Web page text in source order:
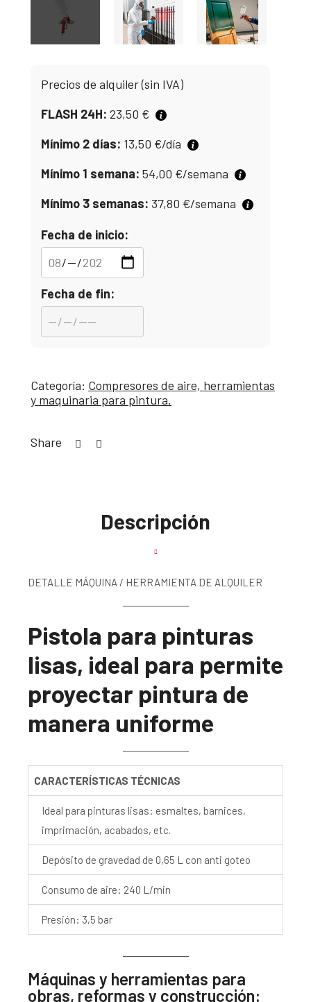
Precios de alquiler (sin IVA)
FLASH 24H: 23,50 €
Mínimo 2 días: 13,50 €/día
Mínimo 1 semana: 54,00 €/semana
Mínimo 3 semanas: 37,80 €/semana
Fecha de inicio:
Fecha de fin:
Categoría: Compresores de aire, herramientas
y maquinaria para pintura.
Share
Descripción
DETALLE MÁQUINA / HERRAMIENTA DE ALQUILER
Pistola para pinturas
lisas, ideal para permite
proyectar pintura de
manera uniforme
CARACTERÍSTICAS TÉCNICAS
Ideal para pinturas lisas: esmaltes, barnices,
imprimación, acabados, etc.
Depósito de gravedad de 0,65 L con anti goteo
Consumo de aire: 240 L/min
Presión: 3,5 bar
Máquinas y herramientas para
obras, reformas y construcción: